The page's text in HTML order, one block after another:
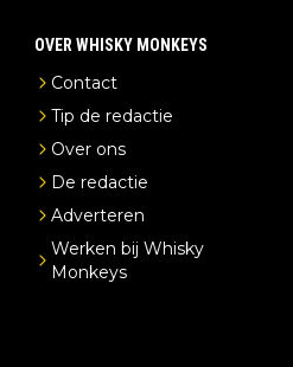
OVER WHISKY MONKEYS
Contact
Tip de redactie
Over ons
De redactie
Adverteren
Werken bij Whisky
Monkeys